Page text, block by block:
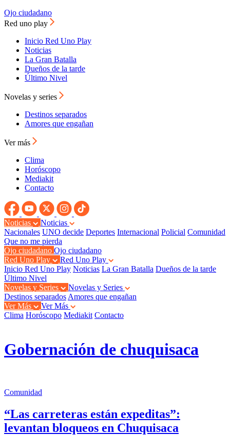
Ojo ciudadano
Red uno play
Inicio Red Uno Play
Noticias
La Gran Batalla
Dueños de la tarde
Último Nivel
Novelas y series
Destinos separados
Amores que engañan
Ver más
Clima
Horóscopo
Mediakit
Contacto
Noticias
Noticias
Nacionales UNO decide Deportes Internacional Policial Comunidad
Que no me pierda
Ojo ciudadano Ojo ciudadano
Red Uno Play
Red Uno Play
Inicio Red Uno Play Noticias La Gran Batalla Dueños de la tarde
Último Nivel
Novelas y Series
Novelas y Series
Destinos separados Amores que engañan
Ver Más
Ver Más
Clima Horóscopo Mediakit Contacto
Gobernación de chuquisaca
Comunidad
“Las carreteras están expeditas”:
levantan bloqueos en Chuquisaca